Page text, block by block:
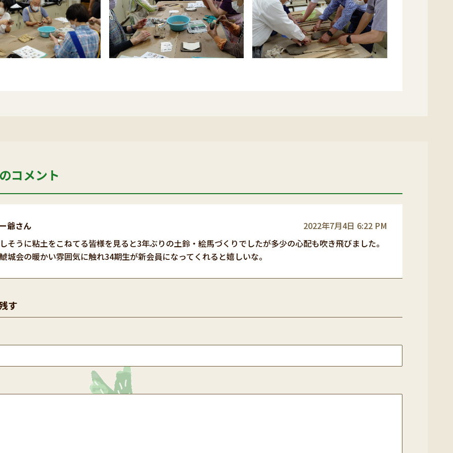
コメント
爺さん
2022年7月4日 6:22 PM
そうに粘土をこねてる皆様を見ると3年ぶりの土鈴・絵馬づくりでしたが多少の心配も吹き飛びました。
城会の暖かい雰囲気に触れ34期生が新会員になってくれると嬉しいな。
す